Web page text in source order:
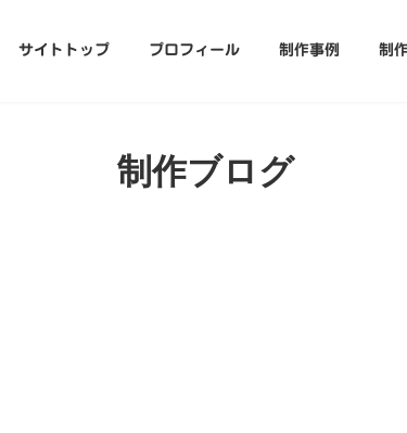
サイトトップ プロフィール 制作事例 制
制作ブログ